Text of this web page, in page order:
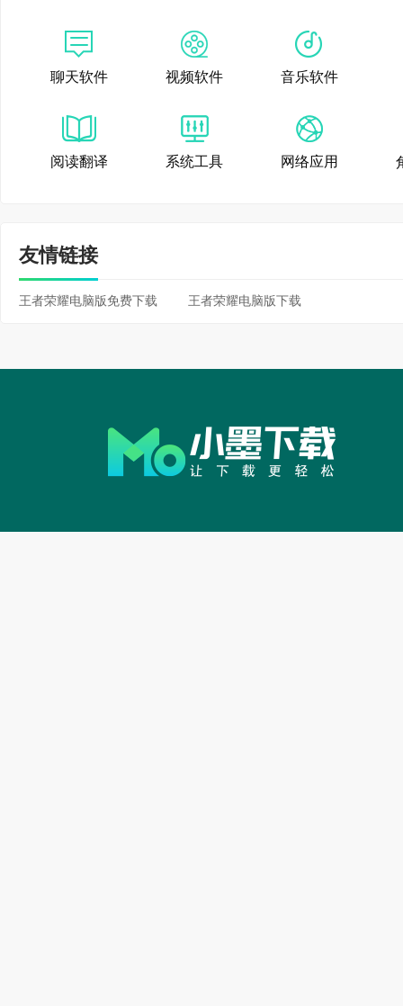
展为整屏切页。
4.装备优化：装备大
主动在商店解锁购买;
化，提升射手输出环境
丝滑，塔眼新增瞄准机
随细节。
装和热门套装，更新更
7.皮肤图鉴全新上线
鉴”，新增套系切页及总
聊天软件 视频软件 音乐软件
阅读翻译 系统工具 网络应用
友情链接
王者荣耀电脑版免费下载 王者荣耀电脑版下载